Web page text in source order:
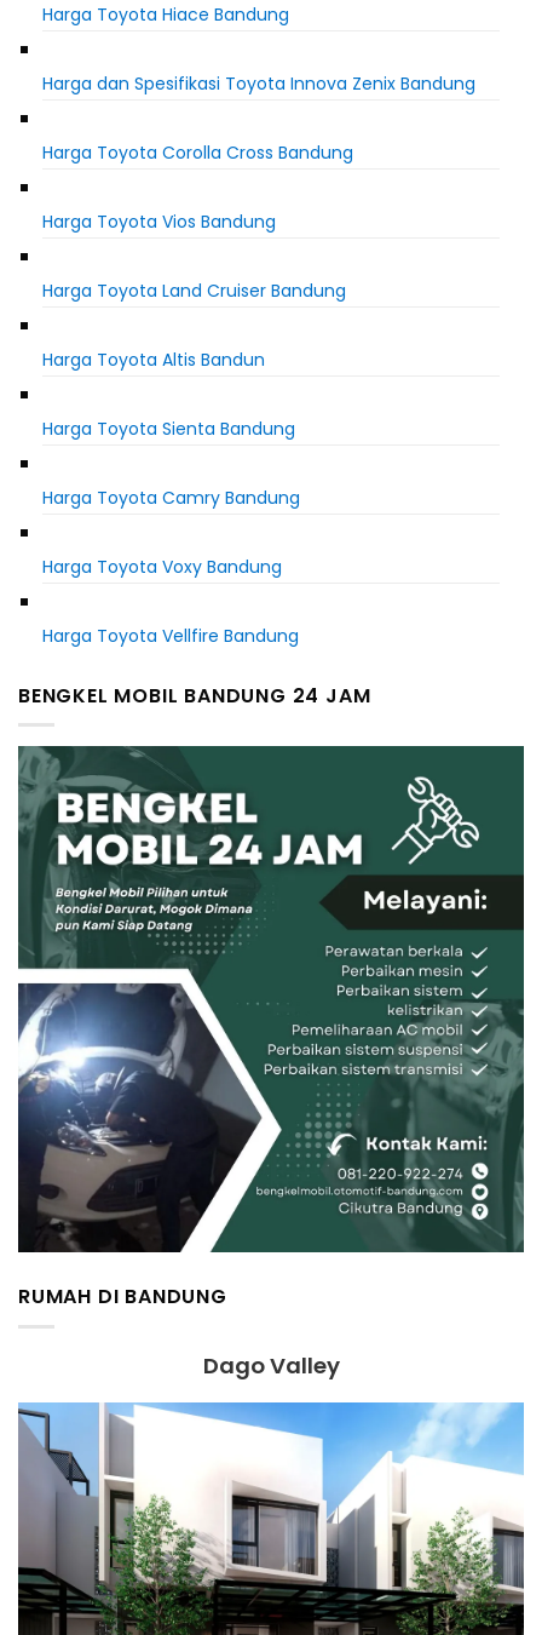
Harga Toyota Hiace Bandung
Harga dan Spesifikasi Toyota Innova Zenix Bandung
Harga Toyota Corolla Cross Bandung
Harga Toyota Vios Bandung
Harga Toyota Land Cruiser Bandung
Harga Toyota Altis Bandun
Harga Toyota Sienta Bandung
Harga Toyota Camry Bandung
Harga Toyota Voxy Bandung
Harga Toyota Vellfire Bandung
BENGKEL MOBIL BANDUNG 24 JAM
RUMAH DI BANDUNG
Dago Valley